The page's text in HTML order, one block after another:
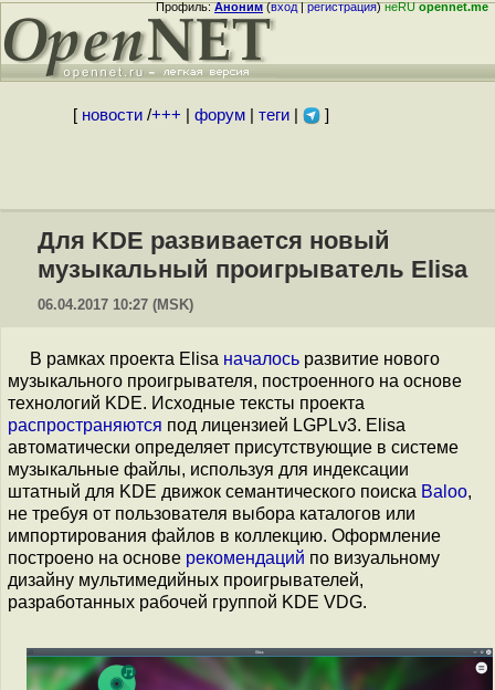
Профиль:Аноним(вход|регистрация)неRUopennet.me
[ новости/+++ форум| теги| ]
Для KDE развивается новый
музыкальный проигрыватель Elisa
06.04.2017 10:27 (MSK)
В рамках проекта Elisa началось развитие нового
музыкального проигрывателя, построенного на основе
технологий KDE. Исходные тексты проекта
распространяются под лицензией LGPLv3. Elisa
автоматически определяет присутствующие в системе
музыкальные файлы, используя для индексации
штатный для KDE движок семантического поиска Baloo,
не требуя от пользователя выбора каталогов или
импортирования файлов в коллекцию. Оформление
построено на основе рекомендаций по визуальному
дизайну мультимедийных проигрывателей,
разработанных рабочей группой KDE VDG.